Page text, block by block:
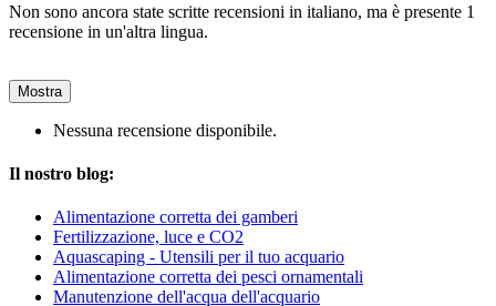
Non sono ancora state scritte recensioni in italiano, ma è presente 1
recensione in un'altra lingua.
Mostra
Nessuna recensione disponibile.
Il nostro blog:
Alimentazione corretta dei gamberi
Fertilizzazione, luce e CO2
Aquascaping - Utensili per il tuo acquario
Alimentazione corretta dei pesci ornamentali
Manutenzione dell'acqua dell'acquario